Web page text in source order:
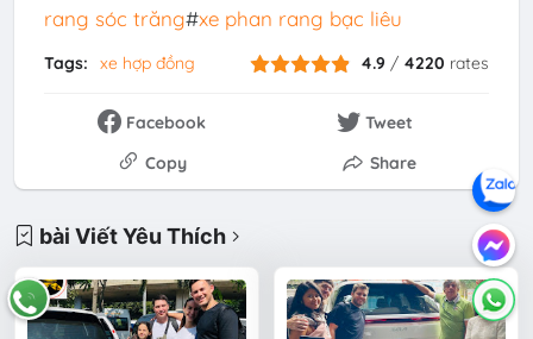
rang sóc trăng#xe phan rang bạc liêu
Tags: xe hợp đồng 4.9 / 4220 rates
Facebook
Tweet
Copy
Share
bài Viết Yêu Thích